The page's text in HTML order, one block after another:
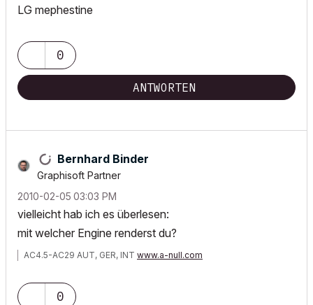
LG mephestine
0
ANTWORTEN
Bernhard Binder
Graphisoft Partner
‎2010-02-05 03:03 PM
vielleicht hab ich es überlesen:
mit welcher Engine renderst du?
AC4.5-AC29 AUT, GER, INT www.a-null.com
0